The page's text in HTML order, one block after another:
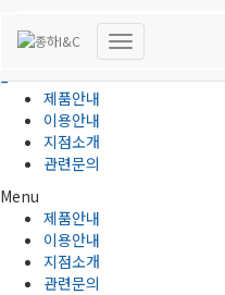
내
비
전기차충전
제품안내
이용안내
지점소개
관련문의
Menu
제품안내
이용안내
지점소개
관련문의